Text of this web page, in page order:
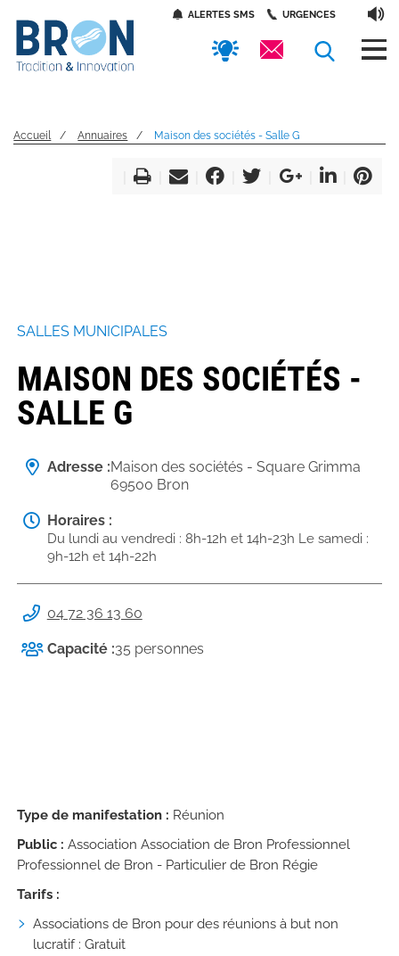
Panneau de gestion des cookies
contenu
principal
AccèsALERTES SMS URGENCES
Accueil Annuaires Maison des sociétés - Salle G
SALLES MUNICIPALES
MAISON DES SOCIÉTÉS -
SALLE G
Adresse :Maison des sociétés - Square Grimma
69500 Bron
Horaires :
Du lundi au vendredi : 8h-12h et 14h-23h Le samedi :
9h-12h et 14h-22h
04 72 36 13 60
Capacité :35 personnes
Type de manifestation : Réunion
Public : Association Association de Bron Professionnel
Professionnel de Bron - Particulier de Bron Régie
Tarifs :
Associations de Bron pour des réunions à but non
lucratif : Gratuit